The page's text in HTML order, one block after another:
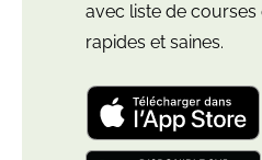
avec liste de courses
rapides et saines.
Télécharger